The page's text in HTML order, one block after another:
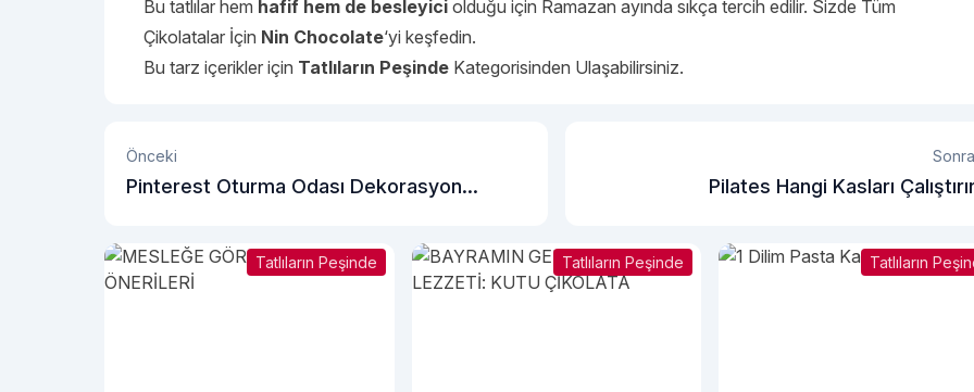
Bu tatlılar hem hafif hem de besleyici olduğu için Ramazan ayında sıkça tercih edilir. Sizde Tüm
Çikolatalar İçin Nin Chocolate‘yi keşfedin.
Bu tarz içerikler için Tatlıların Peşinde Kategorisinden Ulaşabilirsiniz.
Önceki
Pinterest Oturma Odası Dekorasyon
Pilates Hangi Kasları
Tatlıların Peşinde Tatlıların Peşinde Tatlıların